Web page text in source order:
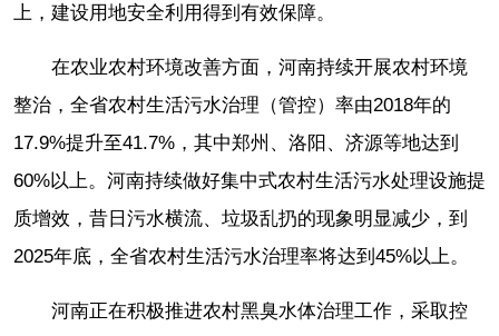
上，建设用地安全利用得到有效保障。
在农业农村环境改善方面，河南持续开展农村环境
整治，全省农村生活污水治理（管控）率由2018年的
17.9%提升至41.7%，其中郑州、洛阳、济源等地达到
60%以上。河南持续做好集中式农村生活污水处理设施提
质增效，昔日污水横流、垃圾乱扔的现象明显减少，到
2025年底，全省农村生活污水治理率将达到45%以上。
河南正在积极推进农村黑臭水体治理工作，采取控